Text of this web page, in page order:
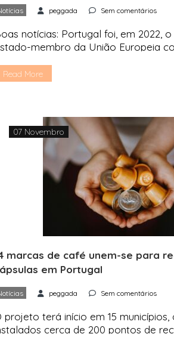
peggada Sem comentários
notícias: Portugal foi, em 2022,
membro da União Europeia
pessoa, contra 66,6 no conjunto
[…]
Read More
07 Novembro
marcas de café unem-se para
em Portugal
peggada Sem comentários
projeto terá início em 15 municípios,
cerca de 200 pontos de